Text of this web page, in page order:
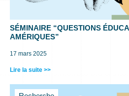
SÉMINAIRE “QUESTIONS
AMÉRIQUES”
17 mars 2025
Lire la suite >>